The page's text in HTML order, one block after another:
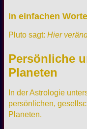
In einfachen
Pluto sagt: Hier
Persönliche
Planeten
In der Astrologie
persönlichen,
Planeten.